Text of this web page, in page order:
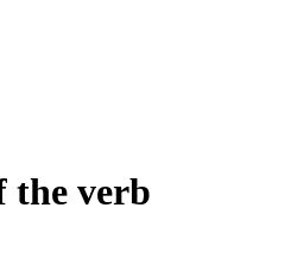
the verb